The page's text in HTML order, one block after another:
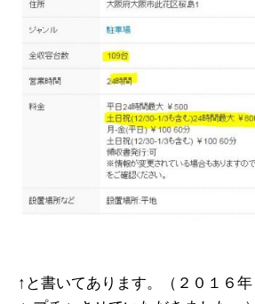
↑と書いてあります。（２０１６